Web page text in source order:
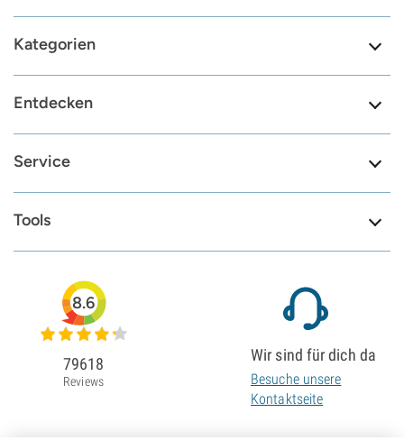
Kategorien
Entdecken
Service
Tools
8.6
79618
Reviews
Wir sind für dich da
Besuche unsere
Kontaktseite